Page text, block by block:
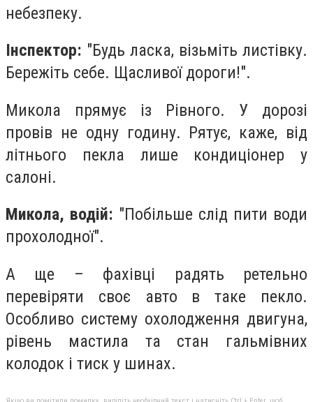
небезпеку.
Інспектор: "Будь ласка, візьміть листівку.
Бережіть себе. Щасливої дороги!".
Микола прямує із Рівного. У дорозі
провів не одну годину. Рятує, каже, від
літнього пекла лише кондиціонер у
салоні.
Микола, водій: "Побільше слід пити води
прохолодної".
А ще – фахівці радять ретельно
перевіряти своє авто в таке пекло.
Особливо систему охолодження двигуна,
рівень мастила та стан гальмівних
колодок і тиск у шинах.